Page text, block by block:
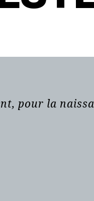
pour la